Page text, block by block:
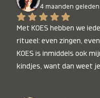
4 maanden geleden
Met KOES hebben we
ritueel: even zingen,
KOES is inmiddels ook
kindjes, want dan weet